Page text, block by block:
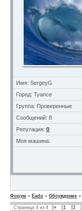
Имя: SergeyG
Город: Туапсе
Группа: Проверенные
Сообщений: 8
Репутация: 0
Моя машина:
Форум » Eado » Обсуждение »
Страница 4 из 4 « 1 2